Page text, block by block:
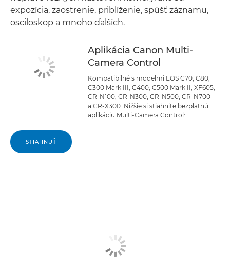
expozícia, zaostrenie, priblíženie, spúšť záznamu,
osciloskop a mnoho ďalších.
Aplikácia Canon Multi-
Camera Control
Kompatibilné s modelmi EOS C70, C80,
C300 Mark III, C400, C500 Mark II, XF605,
CR-N100, CR-N300, CR-N500, CR-N700
a CR-X300. Nižšie si stiahnite bezplatnú
aplikáciu Multi-Camera Control:
STIAHNUŤ